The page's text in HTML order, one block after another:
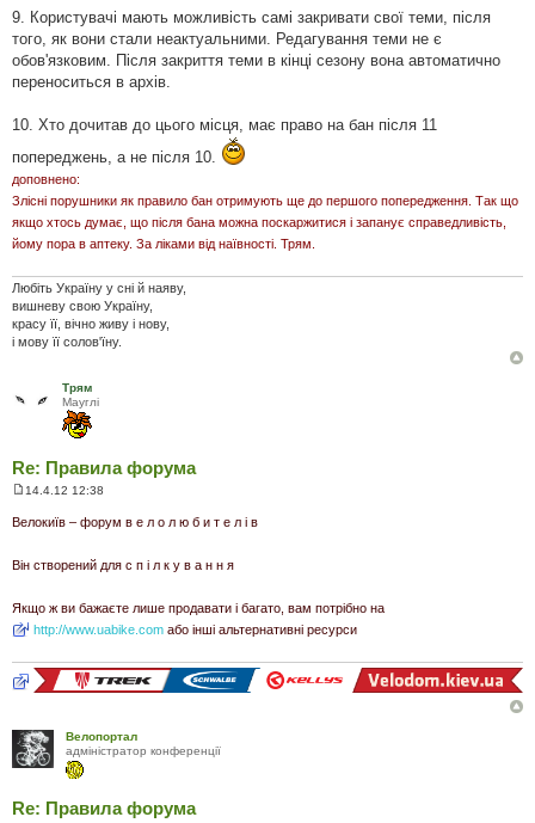
9. Користувачі мають можливість самі закривати свої теми, після
того, як вони стали неактуальними. Редагування теми не є
обов'язковим. Після закриття теми в кінці сезону вона автоматично
переноситься в архів.
10. Хто дочитав до цього місця, має право на бан після 11
попереджень, а не після 10.
доповнено:
Злісні порушники як правило бан отримують ще до першого попередження. Так що
якщо хтось думає, що після бана можна поскаржитися і запанує справедливість,
йому пора в аптеку. За ліками від наївності. Трям.
Любіть Україну у сні й наяву,
вишневу свою Україну,
красу її, вічно живу і нову,
і мову її солов'їну.
Трям
Мауглi
Re: Правила форума
в
о
е
н
14.4.12 12:38
Велокиїв – форум в е л о л ю б и т е л і в
Він створений для с п і л к у в а н н я
Якщо ж ви бажаєте лише продавати і багато, вам потрібно на
http://www.uabike.com або інші альтернативні ресурси
Велопортал
адміністратор конференції
Re: Правила форума